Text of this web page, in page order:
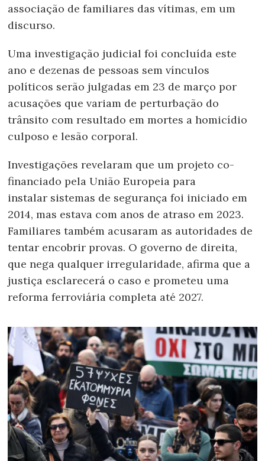
associação de familiares das vítimas, em um
discurso.
Uma investigação judicial foi concluída este
ano e dezenas de pessoas sem vínculos
políticos serão julgadas em 23 de março por
acusações que variam de perturbação do
trânsito com resultado em mortes a homicídio
culposo e lesão corporal.
Investigações revelaram que um projeto co-
financiado pela União Europeia para
instalar sistemas de segurança foi iniciado em
2014, mas estava com anos de atraso em 2023.
Familiares também acusaram as autoridades de
tentar encobrir provas. O governo de direita,
que nega qualquer irregularidade, afirma que a
justiça esclarecerá o caso e prometeu uma
reforma ferroviária completa até 2027.